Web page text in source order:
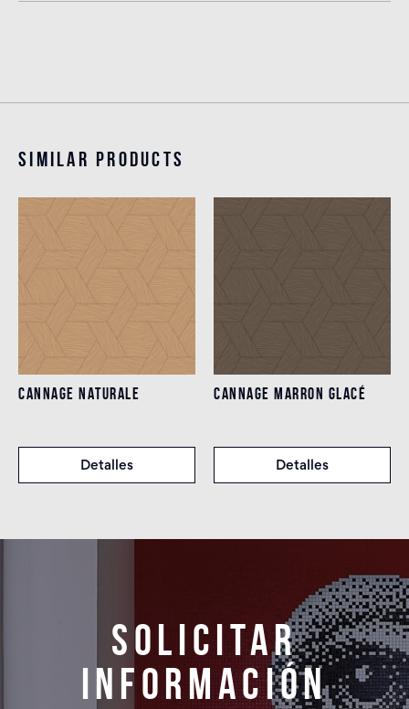
Similar products
CANNAGE NATURALE
Detalles
CANNAGE MARRON GLACÉ
Detalles
Solicitar
información